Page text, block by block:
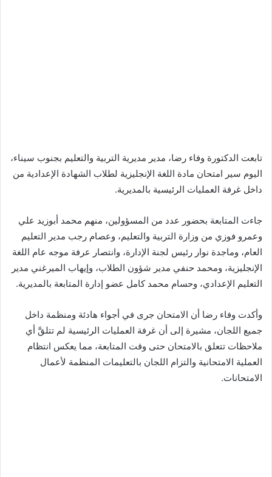
تابعت الدكتورة وفاء رضا، مدير مديرية التربية والتعليم بجنوب سيناء،
اليوم سير امتحان مادة اللغة الإنجليزية لطلاب الشهادة الإعدادية من
داخل غرفة العمليات الرئيسية بالمديرية.
جاءت المتابعة بحضور عدد من المسؤولين، منهم محمد أبوزيد علي
وعمرو فوزي من وزارة التربية والتعليم، وعصام رجب مدير التعليم
العام، وماجدة نوار رئيس لجنة الإدارة، وانتصار عرفة موجه عام اللغة
الإنجليزية، ومحمد حنفي مدير شؤون الطلاب، وإيهاب الميرغني مدير
التعليم الإعدادي، وحسام محمد كامل عضو إدارة المتابعة بالمديرية.
وأكدت وفاء رضا أن الامتحان جرى في أجواء هادئة ومنظمة داخل
جميع اللجان، مشيرة إلى أن غرفة العمليات الرئيسية لم تتلقَّ أي
ملاحظات تتعلق بالامتحان حتى وقت المتابعة، مما يعكس انتظام
العملية الامتحانية والتزام اللجان بالتعليمات المنظمة لأعمال
الامتحانات.